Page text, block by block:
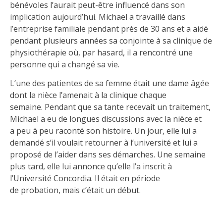
bénévoles l’aurait peut-être influencé dans son
implication aujourd’hui. Michael a travaillé dans
l’entreprise familiale pendant près de 30 ans et a aidé
pendant plusieurs années sa conjointe à sa clinique de
physiothérapie où, par hasard, il a rencontré une
personne qui a changé sa vie.
L’une des patientes de sa femme était une dame âgée
dont la nièce l’amenait à la clinique chaque
semaine. Pendant que sa tante recevait un traitement,
Michael a eu de longues discussions avec la nièce et
a peu à peu raconté son histoire. Un jour, elle lui a
demandé s’il voulait retourner à l’université et lui a
proposé de l’aider dans ses démarches. Une semaine
plus tard, elle lui annonce qu’elle l’a inscrit à
l’Université Concordia. Il était en période
de probation, mais c’était un début.